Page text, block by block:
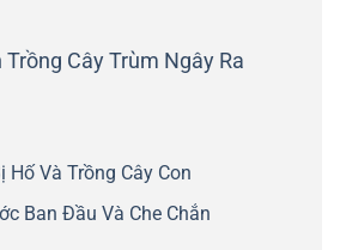
Trồng Cây Trùm Ngây Ra
Hố Và Trồng Cây Con
Ban Đầu Và Che Chắn